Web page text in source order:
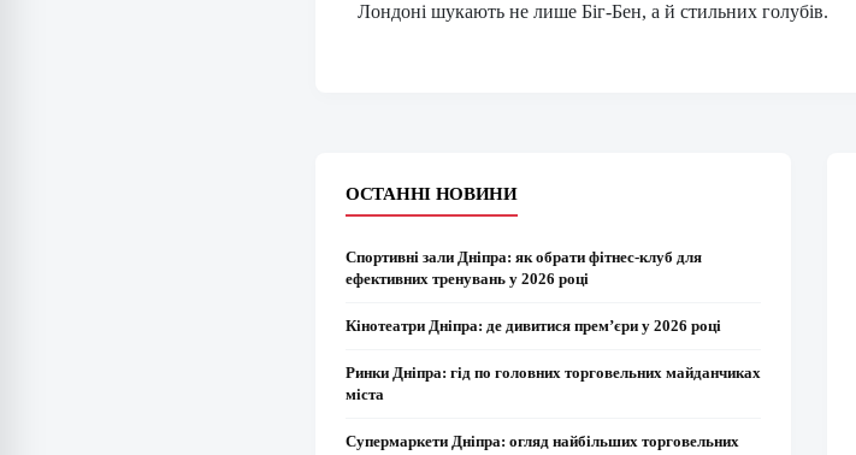
Лондоні шукають не лише Біг-Бен, а й стильних голубів.
ОСТАННІ НОВИНИ
Спортивні зали Дніпра: як обрати фітнес-клуб для
ефективних тренувань у 2026 році
Кінотеатри Дніпра: де дивитися прем’єри у 2026 році
Ринки Дніпра: гід по головних торговельних майданчиках
міста
Супермаркети Дніпра: огляд найбільших торговельних